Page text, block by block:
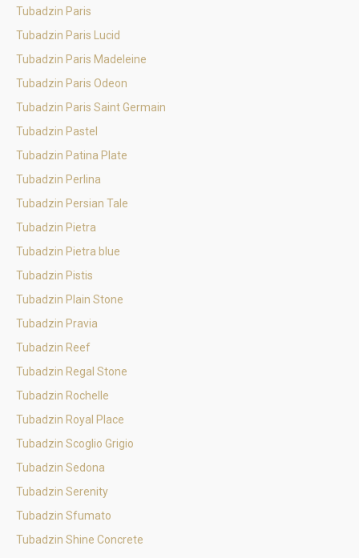
Tubadzin Paris
Tubadzin Paris Lucid
Tubadzin Paris Madeleine
Tubadzin Paris Odeon
Tubadzin Paris Saint Germain
Tubadzin Pastel
Tubadzin Patina Plate
Tubadzin Perlina
Tubadzin Persian Tale
Tubadzin Pietra
Tubadzin Pietra blue
Tubadzin Pistis
Tubadzin Plain Stone
Tubadzin Pravia
Tubadzin Reef
Tubadzin Regal Stone
Tubadzin Rochelle
Tubadzin Royal Place
Tubadzin Scoglio Grigio
Tubadzin Sedona
Tubadzin Serenity
Tubadzin Sfumato
Tubadzin Shine Concrete